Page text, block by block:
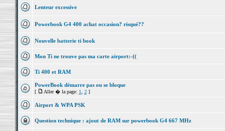
Lenteur excessive
Powerbook G4 400 achat occasion? risqué??
Nouvelle batterie ti book
Mon Ti ne trouve pas ma carte airport:-((
Ti 400 et RAM
PowerBook démarre pas ou se bloque
[ Aller � la page: 1 2]
Airport & WPA PSK
Question technique : ajout de RAM sur powerbook G4 667 MHz